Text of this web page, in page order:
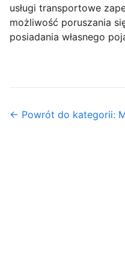
usługi transportowe
możliwość poruszania
posiadania własnego
← Powrót do kategorii: